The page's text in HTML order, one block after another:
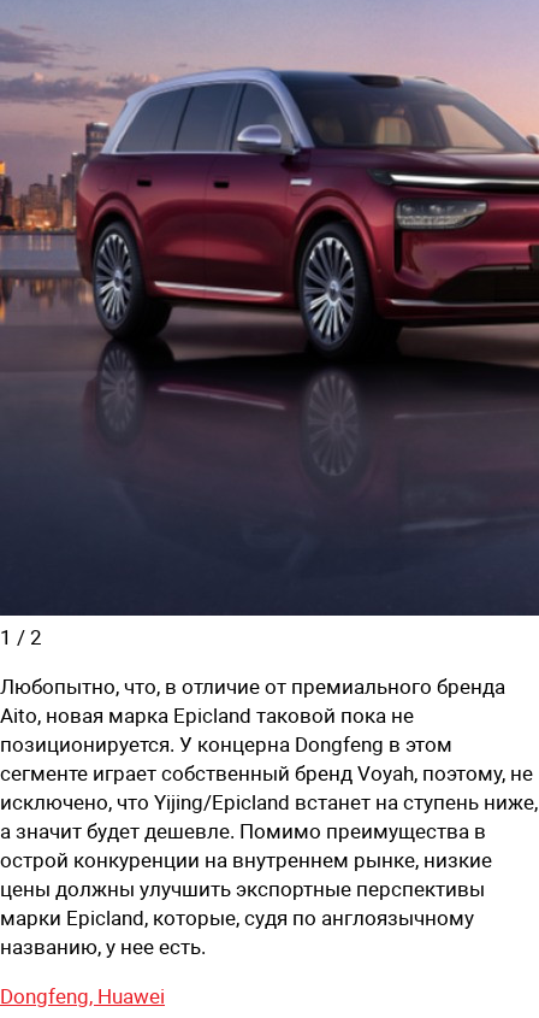
1 / 2
Любопытно, что, в отличие от премиального бренда
Aito, новая марка Epicland таковой пока не
позиционируется. У концерна Dongfeng в этом
сегменте играет собственный бренд Voyah, поэтому, не
исключено, что Yijing/Epicland встанет на ступень ниже,
а значит будет дешевле. Помимо преимущества в
острой конкуренции на внутреннем рынке, низкие
цены должны улучшить экспортные перспективы
марки Epicland, которые, судя по англоязычному
названию, у нее есть.
Dongfeng, Huawei